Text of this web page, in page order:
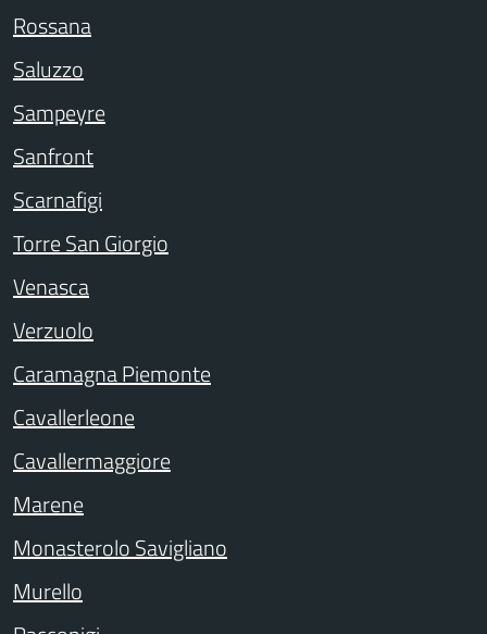
Rossana
Saluzzo
Sampeyre
Sanfront
Scarnafigi
Torre San Giorgio
Venasca
Verzuolo
Caramagna Piemonte
Cavallerleone
Cavallermaggiore
Marene
Monasterolo Savigliano
Murello